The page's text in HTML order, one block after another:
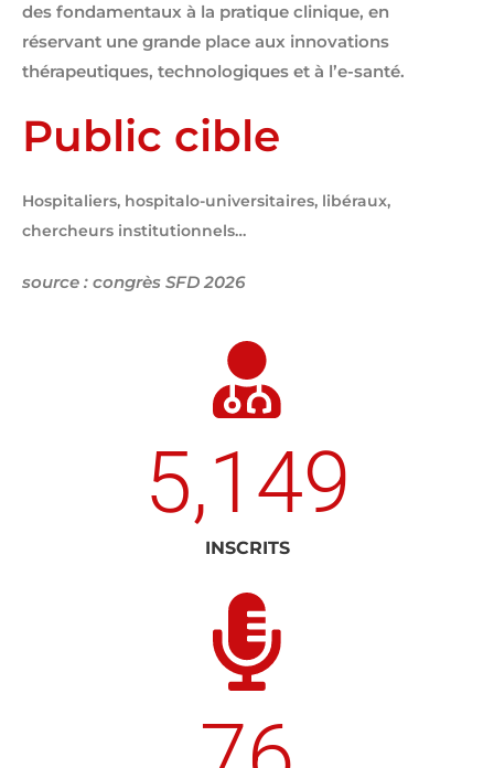
des fondamentaux à la pratique clinique, en
réservant une grande place aux innovations
thérapeutiques, technologiques et à l’e-santé.
Public cible
Hospitaliers, hospitalo-universitaires, libéraux,
chercheurs institutionnels…
source : congrès SFD 2026
INSCRITS
5,149